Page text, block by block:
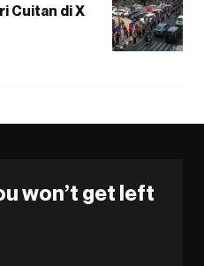
Cuitan di X
won’t get left